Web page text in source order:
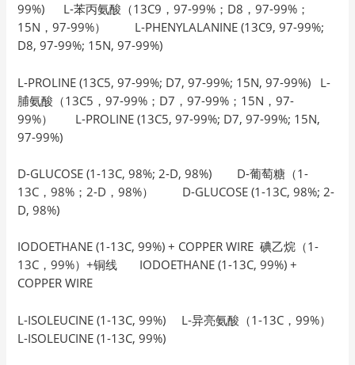
99%) L-苯丙氨酸（13C9，97-99%；D8，97-99%；
15N，97-99%） L-PHENYLALANINE (13C9, 97-99%;
D8, 97-99%; 15N, 97-99%)
L-PROLINE (13C5, 97-99%; D7, 97-99%; 15N, 97-99%) L-
脯氨酸（13C5，97-99%；D7，97-99%；15N，97-
99%） L-PROLINE (13C5, 97-99%; D7, 97-99%; 15N,
97-99%)
D-GLUCOSE (1-13C, 98%; 2-D, 98%) D-葡萄糖（1-
13C，98%；2-D，98%） D-GLUCOSE (1-13C, 98%; 2-
D, 98%)
IODOETHANE (1-13C, 99%) + COPPER WIRE 碘乙烷（1-
13C，99%）+铜线 IODOETHANE (1-13C, 99%) +
COPPER WIRE
L-ISOLEUCINE (1-13C, 99%) L-异亮氨酸（1-13C，99%）
L-ISOLEUCINE (1-13C, 99%)